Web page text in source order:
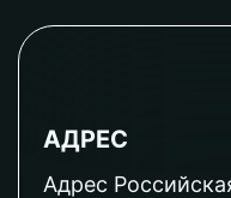
АДРЕС
Адрес